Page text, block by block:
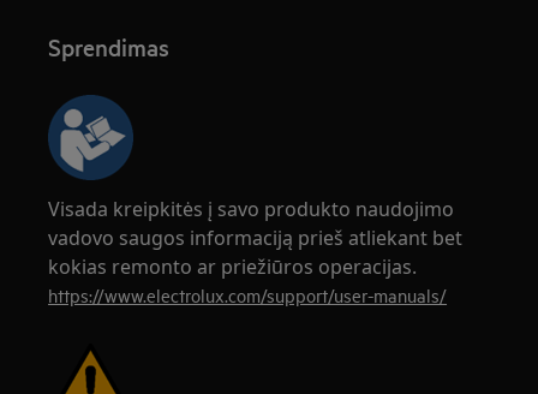
Sprendimas
Visada kreipkitės į savo produkto naudojimo
vadovo saugos informaciją prieš atliekant bet
kokias remonto ar priežiūros operacijas.
https://www.electrolux.com/support/user-manuals/